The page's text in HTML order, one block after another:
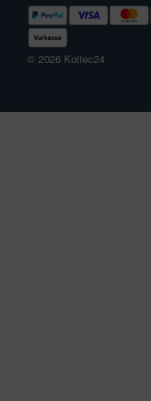
© 2026 Koitec24